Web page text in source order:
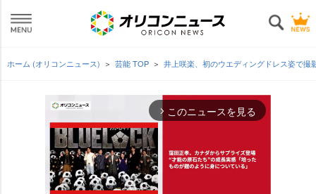
ホーム (オリコンニュース) 芸能 TOP 井上咲楽、初のウエディングドレス姿で
arrow_forward_ios このニュースを見る